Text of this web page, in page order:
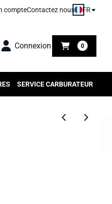
compteContactez nous FR
Connexion 0
SERVICE CARBURATEUR